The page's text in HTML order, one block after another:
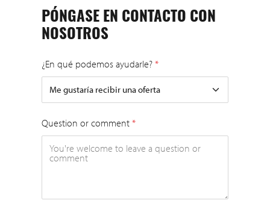
PÓNGASE EN CONTACTO CON
NOSOTROS
¿En qué podemos ayudarle? *
Question or comment *